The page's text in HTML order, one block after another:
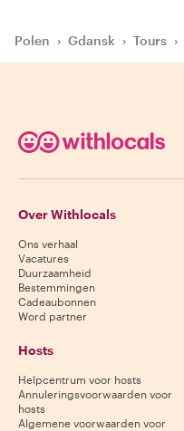
Polen › Gdansk › Tours ›
Over Withlocals
Ons verhaal
Vacatures
Duurzaamheid
Bestemmingen
Cadeaubonnen
Word partner
Hosts
Helpcentrum voor hosts
Annuleringsvoorwaarden voor
hosts
Algemene voorwaarden voor